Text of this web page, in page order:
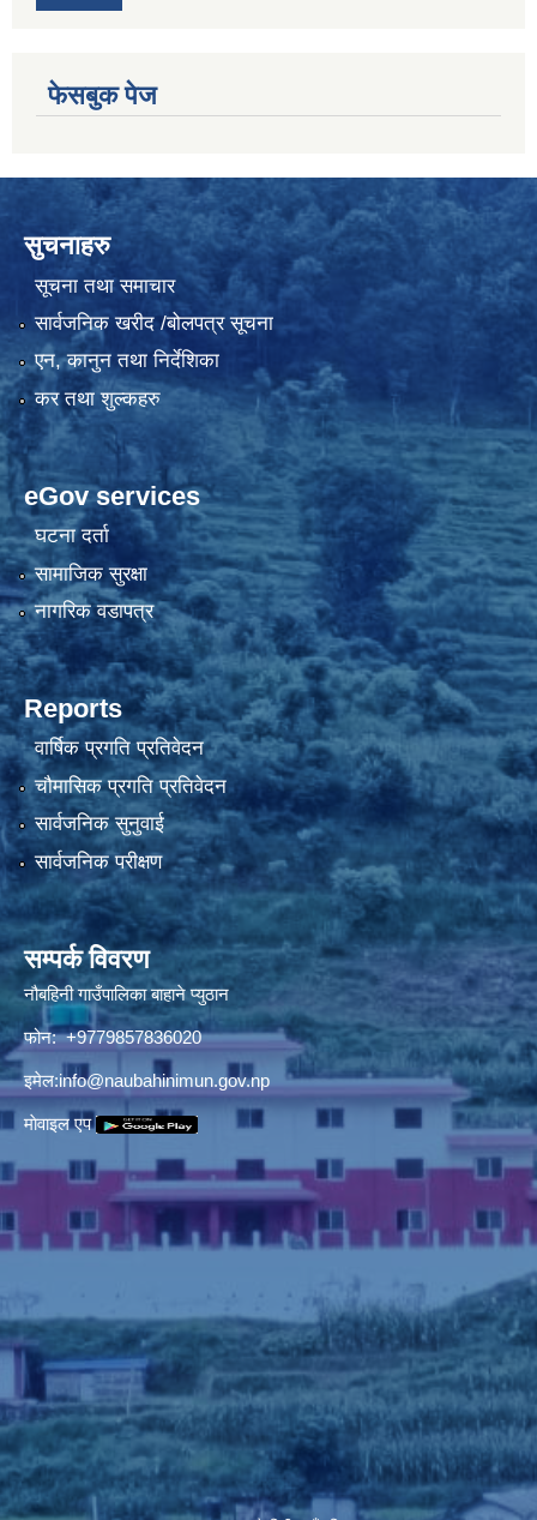
फेसबुक पेज
सुचनाहरु
सूचना तथा समाचार
सार्वजनिक खरीद /बोलपत्र सूचना
एन, कानुन तथा निर्देशिका
कर तथा शुल्कहरु
eGov services
घटना दर्ता
सामाजिक सुरक्षा
नागरिक वडापत्र
Reports
वार्षिक प्रगति प्रतिवेदन
चौमासिक प्रगति प्रतिवेदन
सार्वजनिक सुनुवाई
सार्वजनिक परीक्षण
सम्पर्क विवरण
नौबहिनी गाउँपालिका बाहाने प्युठान
फोन: +9779857836020
इमेल:info@naubahinimun.gov.np
माेवाइल एप